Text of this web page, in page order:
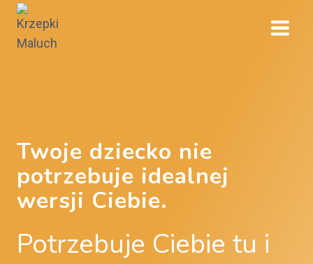
Przejdź
treści
Twoje dziecko nie
potrzebuje idealnej
wersji Ciebie.
Potrzebuje Ciebie tu i